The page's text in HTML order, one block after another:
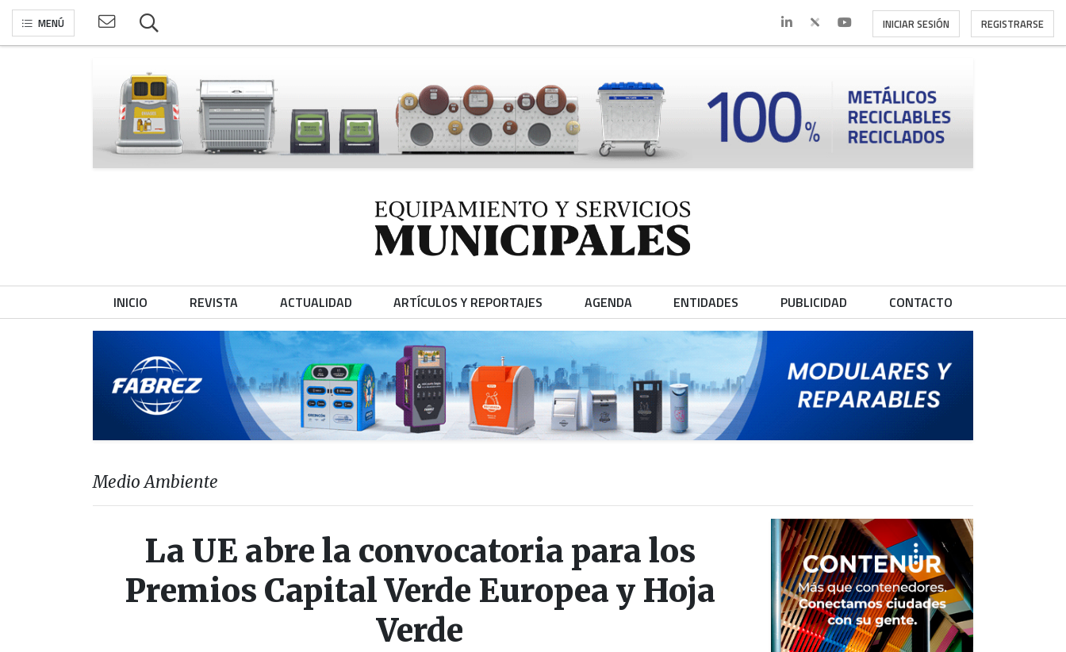
MENÚ INICIAR SESIÓN REGISTRARSE
INICIO REVISTA ACTUALIDAD ARTÍCULOS Y REPORTAJES AGENDA ENTIDADES PUBLICIDAD CONTACTO
Medio Ambiente
La UE abre la convocatoria para los
Premios Capital Verde Europea y Hoja
Verde